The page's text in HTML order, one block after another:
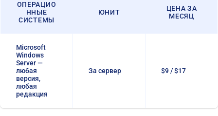
ОПЕРАЦИО
ННЫЕ
СИСТЕМЫ
ЮНИТ
ЦЕНА ЗА
МЕСЯЦ
Microsoft
Windows
Server —
любая
версия,
любая
редакция
За сервер $9 / $17